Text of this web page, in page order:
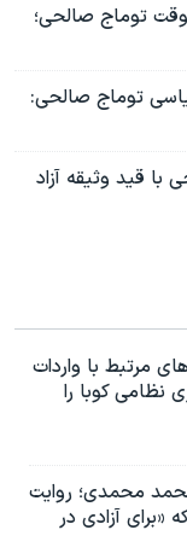
توماج صالحی؛
توماج صالحی:
قید وثیقه آزاد
مرتبط با واردات
نظامی کوبا را
محمدی؛ روایت
«برای آزادی در